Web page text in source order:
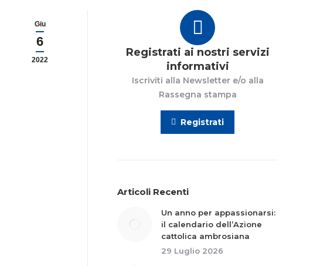
Giu
6
2022
Registrati ai nostri servizi
informativi
Iscriviti alla Newsletter e/o alla
Rassegna stampa
Registrati
Articoli Recenti
Un anno per appassionarsi:
il calendario dell’Azione
cattolica ambrosiana
29 Luglio 2026